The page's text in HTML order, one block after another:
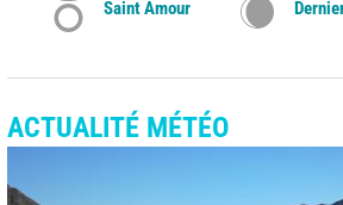
Saint Amour
ACTUALITÉ MÉTÉO